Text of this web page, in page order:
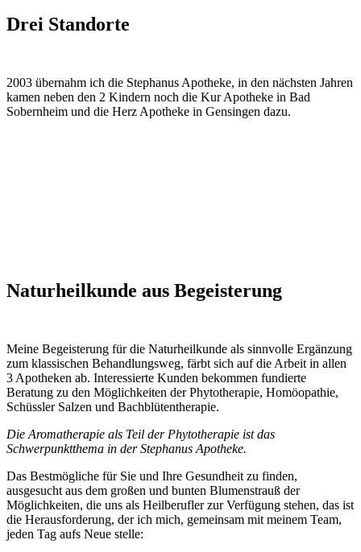
Drei Standorte
2003 übernahm ich die Stephanus Apotheke, in den nächsten Jahren
kamen neben den 2 Kindern noch die Kur Apotheke in Bad
Sobernheim und die Herz Apotheke in Gensingen dazu.
Naturheilkunde aus Begeisterung
Meine Begeisterung für die Naturheilkunde als sinnvolle Ergänzung
zum klassischen Behandlungsweg, färbt sich auf die Arbeit in allen
3 Apotheken ab. Interessierte Kunden bekommen fundierte
Beratung zu den Möglichkeiten der Phytotherapie, Homöopathie,
Schüssler Salzen und Bachblütentherapie.
Die Aromatherapie als Teil der Phytotherapie ist das
Schwerpunktthema in der Stephanus Apotheke.
Das Bestmögliche für Sie und Ihre Gesundheit zu finden,
ausgesucht aus dem großen und bunten Blumenstrauß der
Möglichkeiten, die uns als Heilberufler zur Verfügung stehen, das ist
die Herausforderung, der ich mich, gemeinsam mit meinem Team,
jeden Tag aufs Neue stelle: